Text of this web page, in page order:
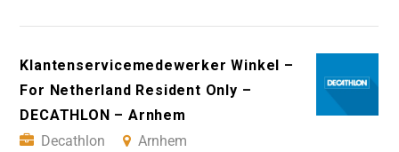
Klantenservicemedewerker Winkel –
For Netherland Resident Only –
DECATHLON – Arnhem
Decathlon
Arnhem